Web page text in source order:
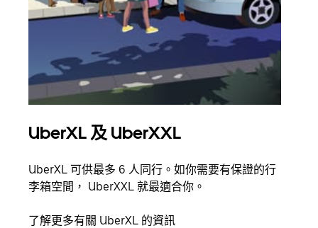
UberXL 及 UberXXL
UberXL 可供最多 6 人同行。如你需要有保證的行
李箱空間， UberXXL 就最適合你。
了解更多有關 UberXL 的資訊